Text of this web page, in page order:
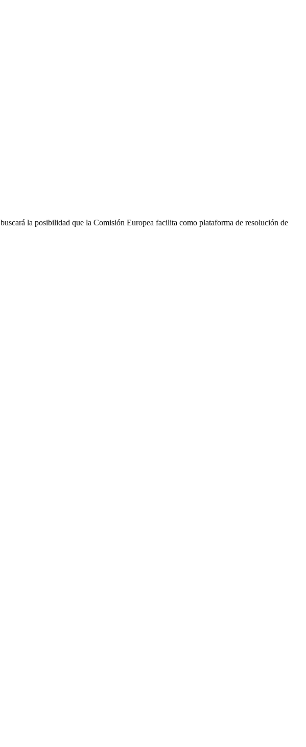
la posibilidad que la Comisión Europea facilita como plataforma de resolución de